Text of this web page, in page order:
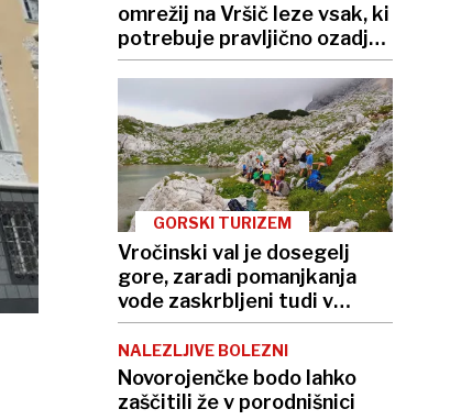
omrežij na Vršič leze vsak, ki
potrebuje pravljično ozadje
za selfije
GORSKI TURIZEM
Vročinski val je dosegelj
gore, zaradi pomanjkanja
vode zaskrbljeni tudi v
kočah
NALEZLJIVE BOLEZNI
Novorojenčke bodo lahko
zaščitili že v porodnišnici